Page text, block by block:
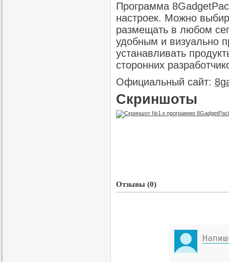
Программа
настроек. Можно
размещать в любом
удобным и визуально
устанавливать
сторонних
Официальный сайт:
Скриншоты
Отзывы (0)